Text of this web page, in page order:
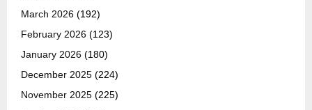
March 2026 (192)
February 2026 (123)
January 2026 (180)
December 2025 (224)
November 2025 (225)